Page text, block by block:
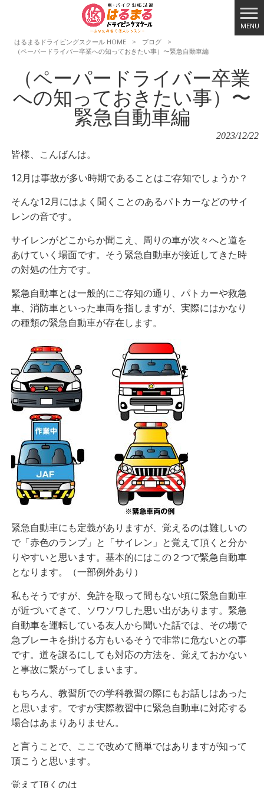
MENU
はるまるドライビングスクール HOME
> ブログ
>
（ペーパードライバー卒業への知っておきたい事）〜緊急自動車編
（ペーパードライバー卒業
への知っておきたい事）〜
緊急自動車編
2023/12/22
皆様、こんばんは。
12月は事故が多い時期であることはご存知でしょうか？
そんな12月にはよく聞くことのあるパトカーなどのサイ
レンの音です。
サイレンがどこからか聞こえ、周りの車が次々へと道を
あけていく場面です。そう緊急自動車が接近してきた時
の対処の仕方です。
緊急自動車とは一般的にご存知の通り、パトカーや救急
車、消防車といった車両を指しますが、実際にはかなり
の種類の緊急自動車が存在します。
緊急自動車にも定義がありますが、覚えるのは難しいの
で「赤色のランプ」と「サイレン」と覚えて頂くと分か
りやすいと思います。基本的にはこの２つで緊急自動車
となります。（一部例外あり）
私もそうですが、免許を取って間もない頃に緊急自動車
が近づいてきて、ソワソワした思い出があります。緊急
自動車を運転している友人から聞いた話では、その場で
急ブレーキを掛ける方もいるそうで非常に危ないとの事
です。道を譲るにしても対応の方法を、覚えておかない
と事故に繋がってしまいます。
もちろん、教習所での学科教習の際にもお話しはあった
と思います。ですが実際教習中に緊急自動車に対応する
場合はあまりありません。
と言うことで、ここで改めて簡単ではありますが知って
頂こうと思います。
覚えて頂くのは